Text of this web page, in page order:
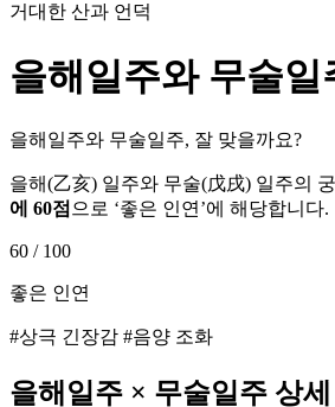
거대한 산과 언덕
을해일주와 무술일
을해일주와 무술일주, 잘 맞을까요?
을해(乙亥) 일주와 무술(戊戌) 일주의
에 60점 으로 ‘좋은 인연 ’에 해당합니다.
60 / 100
좋은 인연
#상극 긴장감 #음양 조화
을해 일주 × 무술일주 상세